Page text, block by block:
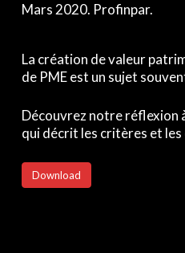
Mars 2020. Profinpar.
La création de valeur
de PME est un sujet
Découvrez notre réflexion
qui décrit les critères et
Download